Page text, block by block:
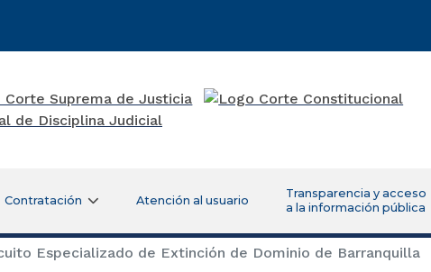
Contratación Atención al usuario
Transparencia y acceso
a la información pública
Especializado de Extinción de Dominio de Barranquilla